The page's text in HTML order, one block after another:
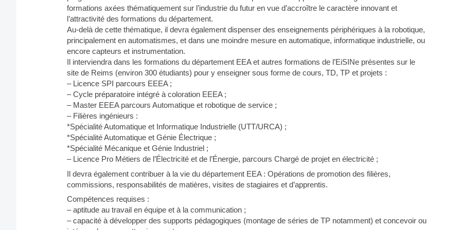
formations axées thématiquement sur l’industrie du futur en vue d’accroître le caractère innovant et
l’attractivité des formations du département.
Au-delà de cette thématique, il devra également dispenser des enseignements périphériques à la robotique,
principalement en automatismes, et dans une moindre mesure en automatique, informatique industrielle, ou
encore capteurs et instrumentation.
Il interviendra dans les formations du département EEA et autres formations de l’EiSINe présentes sur le
site de Reims (environ 300 étudiants) pour y enseigner sous forme de cours, TD, TP et projets :
– Licence SPI parcours EEEA ;
– Cycle préparatoire intégré à coloration EEEA ;
– Master EEEA parcours Automatique et robotique de service ;
– Filières ingénieurs :
*Spécialité Automatique et Informatique Industrielle (UTT/URCA) ;
*Spécialité Automatique et Génie Électrique ;
*Spécialité Mécanique et Génie Industriel ;
– Licence Pro Métiers de l’Électricité et de l’Énergie, parcours Chargé de projet en électricité ;
Il devra également contribuer à la vie du département EEA : Opérations de promotion des filières,
commissions, responsabilités de matières, visites de stagiaires et d’apprentis.
Compétences requises :
– aptitude au travail en équipe et à la communication ;
– capacité à développer des supports pédagogiques (montage de séries de TP notamment) et concevoir ou